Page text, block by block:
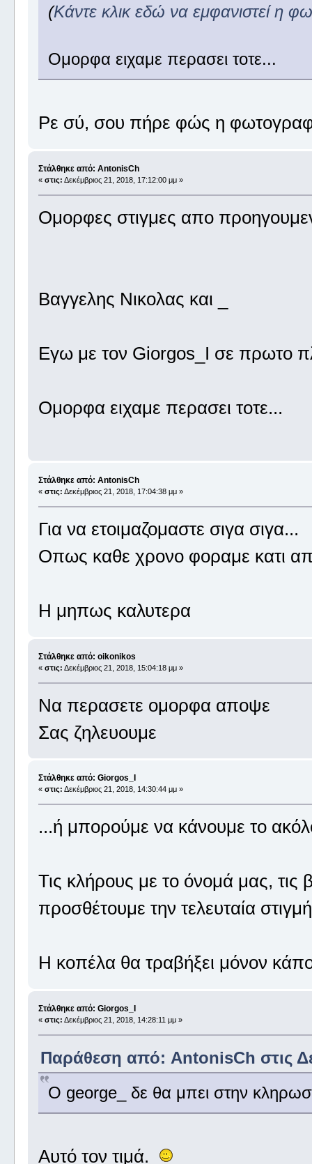
(Κάντε κλικ εδώ να εμφανιστεί η
Ομορφα ειχαμε περασει τοτε...
Ρε σύ, σου πήρε φώς η
Στάλθηκε από: AntonisCh
« στις: Δεκέμβριος 21, 2018, 17:12:00 μμ »
Ομορφες στιγμες απο
Βαγγελης Νικολας και _
Εγω με τον Giorgos_I σε πρωτο
Ομορφα ειχαμε περασει τοτε...
Στάλθηκε από: AntonisCh
« στις: Δεκέμβριος 21, 2018, 17:04:38 μμ »
Για να ετοιμαζομαστε σιγα σιγα...
Οπως καθε χρονο φοραμε κατι
Η μηπως καλυτερα
Στάλθηκε από: oikonikos
« στις: Δεκέμβριος 21, 2018, 15:04:18 μμ »
Να περασετε ομορφα αποψε
Σας ζηλευουμε
Στάλθηκε από: Giorgos_I
« στις: Δεκέμβριος 21, 2018, 14:30:44 μμ »
...ή μπορούμε να κάνουμε το
Τις κλήρους με το όνομά μας, τις
προσθέτουμε την τελευταία
Η κοπέλα θα τραβήξει μόνον
Στάλθηκε από: Giorgos_I
« στις: Δεκέμβριος 21, 2018, 14:28:11 μμ »
Παράθεση από: AntonisCh στις
Ο george_ δε θα μπει στην
Αυτό τον τιμά.